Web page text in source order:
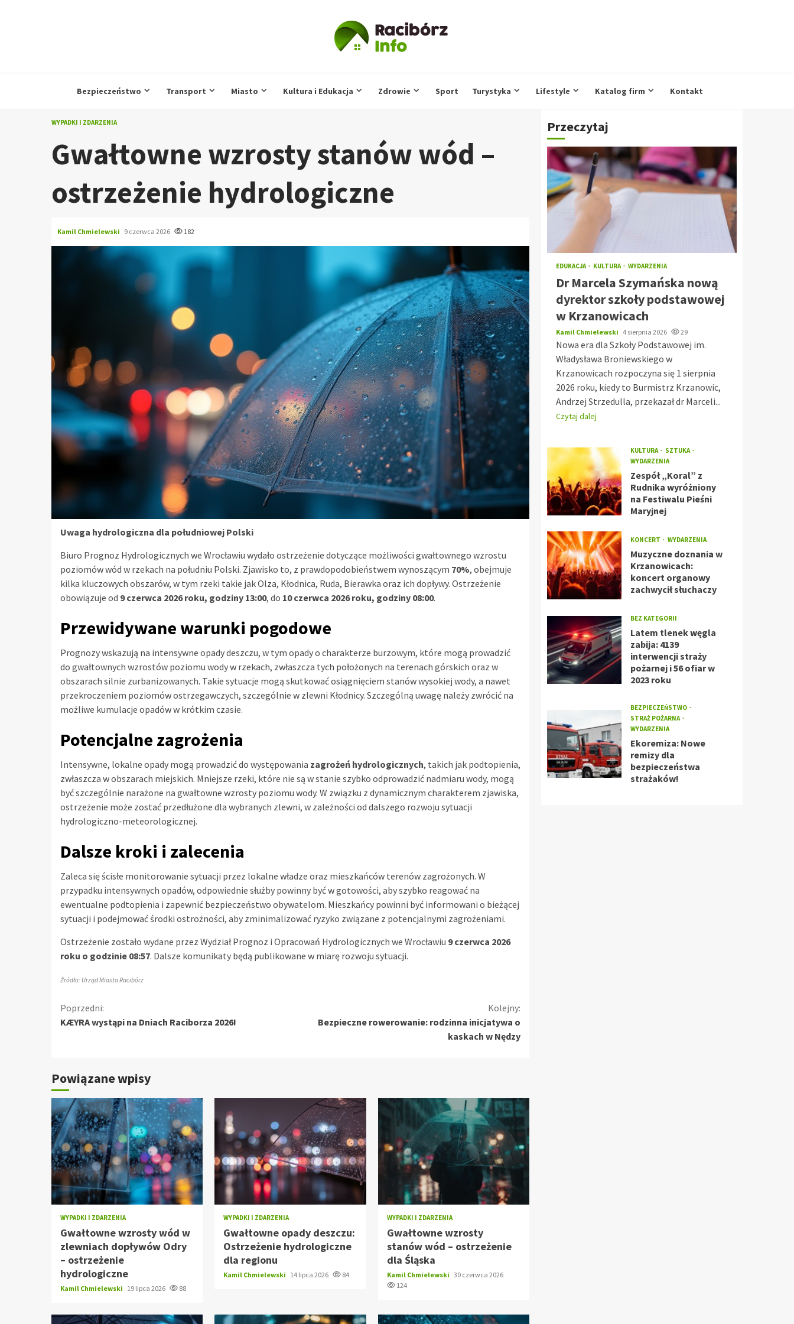
Bezpieczeństwo Transport Miasto Kultura i Edukacja Zdrowie Sport Turystyka Lifestyle Katalog firm Kontakt
WYPADKI I ZDARZENIA
Gwałtowne wzrosty stanów wód –
ostrzeżenie hydrologiczne
Kamil Chmielewski 9 czerwca 2026 182
Uwaga hydrologiczna dla południowej Polski
Biuro Prognoz Hydrologicznych we Wrocławiu wydało ostrzeżenie dotyczące możliwości gwałtownego wzrostu
poziomów wód w rzekach na południu Polski. Zjawisko to, z prawdopodobieństwem wynoszącym 70%, obejmuje
kilka kluczowych obszarów, w tym rzeki takie jak Olza, Kłodnica, Ruda, Bierawka oraz ich dopływy. Ostrzeżenie
obowiązuje od 9 czerwca 2026 roku, godziny 13:00, do 10 czerwca 2026 roku, godziny 08:00.
Przewidywane warunki pogodowe
Prognozy wskazują na intensywne opady deszczu, w tym opady o charakterze burzowym, które mogą prowadzić
do gwałtownych wzrostów poziomu wody w rzekach, zwłaszcza tych położonych na terenach górskich oraz w
obszarach silnie zurbanizowanych. Takie sytuacje mogą skutkować osiągnięciem stanów wysokiej wody, a nawet
przekroczeniem poziomów ostrzegawczych, szczególnie w zlewni Kłodnicy. Szczególną uwagę należy zwrócić na
możliwe kumulacje opadów w krótkim czasie.
Potencjalne zagrożenia
Intensywne, lokalne opady mogą prowadzić do występowania zagrożeń hydrologicznych, takich jak podtopienia,
zwłaszcza w obszarach miejskich. Mniejsze rzeki, które nie są w stanie szybko odprowadzić nadmiaru wody, mogą
być szczególnie narażone na gwałtowne wzrosty poziomu wody. W związku z dynamicznym charakterem zjawiska,
ostrzeżenie może zostać przedłużone dla wybranych zlewni, w zależności od dalszego rozwoju sytuacji
hydrologiczno-meteorologicznej.
Dalsze kroki i zalecenia
Zaleca się ścisłe monitorowanie sytuacji przez lokalne władze oraz mieszkańców terenów zagrożonych. W
przypadku intensywnych opadów, odpowiednie służby powinny być w gotowości, aby szybko reagować na
ewentualne podtopienia i zapewnić bezpieczeństwo obywatelom. Mieszkańcy powinni być informowani o bieżącej
sytuacji i podejmować środki ostrożności, aby zminimalizować ryzyko związane z potencjalnymi zagrożeniami.
Ostrzeżenie zostało wydane przez Wydział Prognoz i Opracowań Hydrologicznych we Wrocławiu 9 czerwca 2026
roku o godzinie 08:57. Dalsze komunikaty będą publikowane w miarę rozwoju sytuacji.
Źródło: Urząd Miasta Racibórz
Kontynuuj
czytanie
Poprzedni:
KÆYRA wystąpi na Dniach Raciborza 2026!
Kolejny:
Bezpieczne rowerowanie: rodzinna inicjatywa o
kaskach w Nędzy
Powiązane wpisy
WYPADKI I ZDARZENIA
Gwałtowne wzrosty wód w
zlewniach dopływów Odry
– ostrzeżenie
hydrologiczne
Kamil Chmielewski 19 lipca 2026 88
WYPADKI I ZDARZENIA
Gwałtowne opady deszczu:
Ostrzeżenie hydrologiczne
dla regionu
Kamil Chmielewski 14 lipca 2026 84
WYPADKI I ZDARZENIA
Gwałtowne wzrosty
stanów wód – ostrzeżenie
dla Śląska
Kamil Chmielewski 30 czerwca 2026
124
Przeczytaj
EDUKACJA KULTURA WYDARZENIA
Dr Marcela Szymańska nową
dyrektor szkoły podstawowej
w Krzanowicach
Kamil Chmielewski 4 sierpnia 2026 29
Nowa era dla Szkoły Podstawowej im.
Władysława Broniewskiego w
Krzanowicach rozpoczyna się 1 sierpnia
2026 roku, kiedy to Burmistrz Krzanowic,
Andrzej Strzedulla, przekazał dr Marceli...
Czytaj dalej
KULTURA
SZTUKA
WYDARZENIA
Zespół „Koral” z
Rudnika wyróżniony
na Festiwalu Pieśni
Maryjnej
KONCERT WYDARZENIA
Muzyczne doznania w
Krzanowicach:
koncert organowy
zachwycił słuchaczy
BEZ KATEGORII
Latem tlenek węgla
zabija: 4139
interwencji straży
pożarnej i 56 ofiar w
2023 roku
BEZPIECZEŃSTWO
STRAŻ POŻARNA
WYDARZENIA
Ekoremiza: Nowe
remizy dla
bezpieczeństwa
strażaków!